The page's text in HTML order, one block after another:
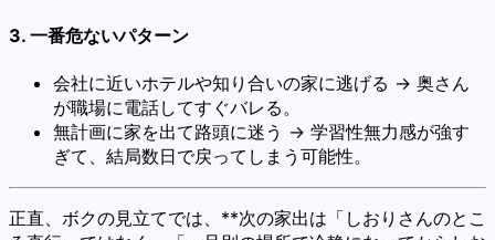
3. 一番危ないパターン
会社に近いホテルや知り合いの家に逃げる → 奥さん
が職場に電話してすぐバレる。
無計画に家を出て路頭に迷う → 学習性無力感が強す
ぎて、結局数日で戻ってしまう可能性。
正直、ボクの見立てでは、**次の家出は「しおりさんのとこ